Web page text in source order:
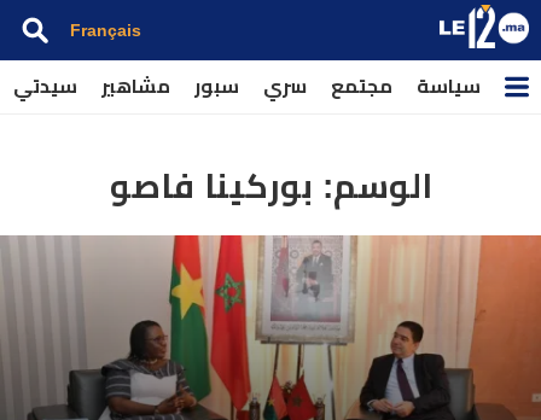
Français
سياسة مجتمع سري سبور مشاهير سيدتي
الوسم: بوركينا فاصو